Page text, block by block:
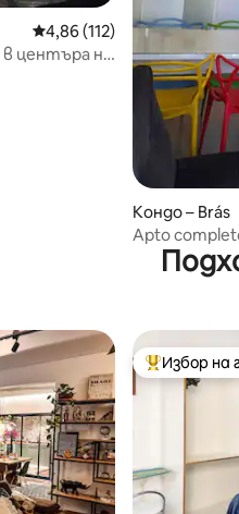
Средна оценка: 4,86 от 5,
4,86 (112)
центъра на
Кондо – Brás
Apto
casa!
Най-Избор на